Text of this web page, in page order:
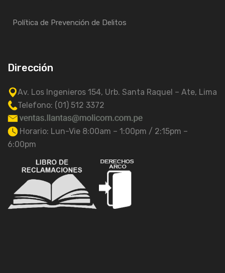
Política de Prevención de Delitos
Dirección
Av. Los Ingenieros 154, Urb. Santa Raquel – Ate, Lima
Telefono: (01) 512 3372
Horario: Lun-Vie 8:00am – 1:00pm / 2:15pm –
6:00pm